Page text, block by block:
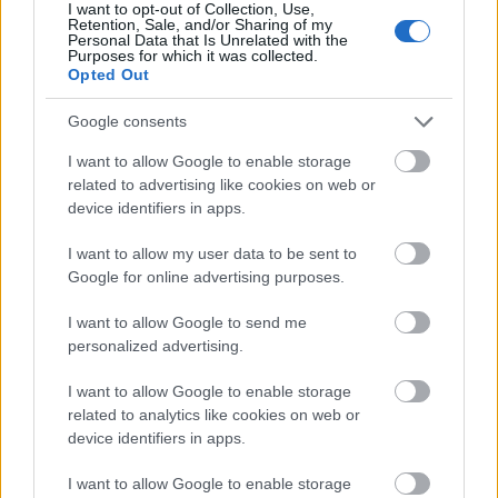
I want to opt-out of Collection, Use,
Retention, Sale, and/or Sharing of my
Personal Data that Is Unrelated with the
Purposes for which it was collected.
Opted Out
Google consents
I want to allow Google to enable storage
related to advertising like cookies on web or
device identifiers in apps.
I want to allow my user data to be sent to
Google for online advertising purposes.
I want to allow Google to send me
personalized advertising.
I want to allow Google to enable storage
related to analytics like cookies on web or
device identifiers in apps.
I want to allow Google to enable storage
Már csak a neveket sorolva is látszik: érdemes volna
ezt a két hetet minden évben Gyulán tölteni - csak
fájó szívvel lehet kiválogatni azokat az előadásokat,
amelyekre tényleg be tudok ülni. És még ha nem is
tartom jónak az összeset, akkor is minden egyes
előadásról elégedetten jövök ki. Hiába tartom
szörnyen modorosnak a jereváni Macbeth-et, vagy
hiába csalódom másfél óra lenyűgözöttség után a
lengyelek Makrancos hölgyének utolsó tíz percében,
tudom, hogy semmi pénzért nem hagytam volna ki a
lehetőséget, hogy megnézzem őket (akkor meg főleg,
ha tátott szájjal távozom, mint a litvánok Rómeó és
Júliájáról). Más színházi nyelvek, más színészi
eltérő hagyományok vendégeskednek itt –
sajnálkozzon az, aki kihagyta, ne az, akinek
egyszerűen csak nem tetszett.
Persze nem lehet elhallgatni azt sem, hogy még